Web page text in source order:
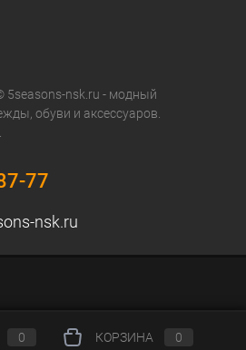
5seasons-nsk.ru - модный
обуви и аксессуаров.
77
nsk.ru
0 КОРЗИНА 0